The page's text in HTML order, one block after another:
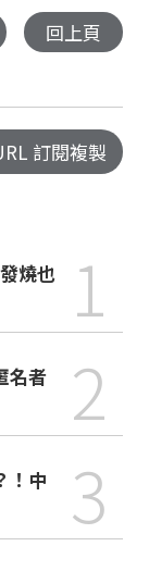
回上頁
訂閱複製
1
名者
2
3